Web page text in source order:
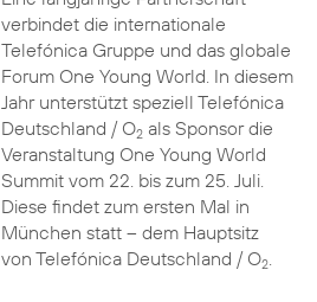
verbindet die internationale
Telefónica Gruppe und das globale
Forum One Young World. In diesem
Jahr unterstützt speziell Telefónica
Deutschland / O2als Sponsor die
Veranstaltung One Young World
Summit vom 22. bis zum 25. Juli.
Diese findet zum ersten Mal in
München statt – dem Hauptsitz
von Telefónica Deutschland / O2.